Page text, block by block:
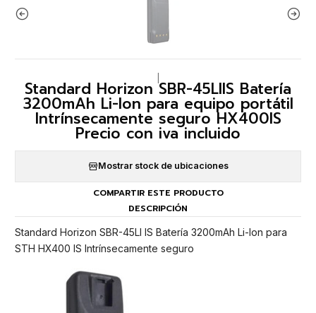
Standard Horizon SBR-45LIIS Batería
3200mAh Li-Ion para equipo portátil
Intrínsecamente seguro HX400IS
Precio con iva incluido
Mostrar stock de ubicaciones
COMPARTIR ESTE PRODUCTO
DESCRIPCIÓN
Standard Horizon SBR-45LI IS Batería 3200mAh Li-Ion para
STH HX400 IS Intrínsecamente seguro